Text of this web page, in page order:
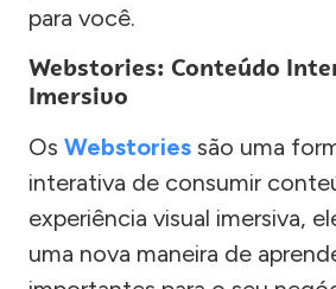
para você.
Webstories: Conteúdo
Imersivo
Os Webstories são uma
interativa de consumir
experiência visual imersiva,
uma nova maneira de